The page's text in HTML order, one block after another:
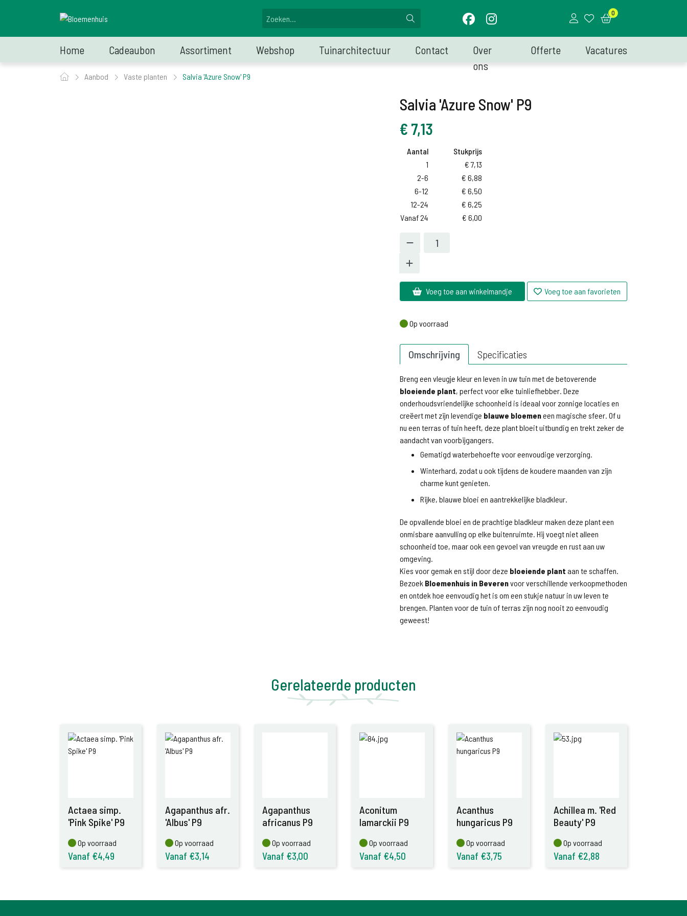
0
Home Cadeaubon Assortiment Webshop Tuinarchitectuur Contact
Over
ons
Offerte Vacatures
Aanbod Vaste planten Salvia 'Azure Snow' P9
Salvia 'Azure Snow' P9
€ 7,13
Aantal
Stukprijs
1
€ 7,13
2-6
€ 6,88
6-12
€ 6,50
12-24
€ 6,25
Vanaf 24
€ 6,00
Voeg toe aan winkelmandje Voeg toe aan favorieten
Op voorraad
Op voorraad
Omschrijving Specificaties
Breng een vleugje kleur en leven in uw tuin met de betoverende
bloeiende plant, perfect voor elke tuinliefhebber. Deze
onderhoudsvriendelijke schoonheid is ideaal voor zonnige locaties en
creëert met zijn levendige blauwe bloemeneen magische sfeer. Of u
nu een terras of tuin heeft, deze plant bloeit uitbundig en trekt zeker de
aandacht van voorbijgangers.
Gematigd waterbehoefte voor eenvoudige verzorging.
Winterhard, zodat u ook tijdens de koudere maanden van zijn
charme kunt genieten.
Rijke, blauwe bloei en aantrekkelijke bladkleur.
De opvallende bloei en de prachtige bladkleur maken deze plant een
onmisbare aanvulling op elke buitenruimte. Hij voegt niet alleen
schoonheid toe, maar ook een gevoel van vreugde en rust aan uw
omgeving.
Kies voor gemak en stijl door deze bloeiende plant aan te schaffen.
Bezoek Bloemenhuis in Beverenvoor verschillende verkoopmethoden
en ontdek hoe eenvoudig het is om een stukje natuur in uw leven te
brengen. Planten voor de tuin of terras zijn nog nooit zo eenvoudig
geweest!
Gerelateerde producten
Actaea simp.
'Pink Spike' P9
Op voorraad
Op voorraad
Vanaf €4,49
Agapanthus afr.
'Albus' P9
Op voorraad
Op voorraad
Vanaf €3,14
Agapanthus
africanus P9
Op voorraad
Op voorraad
Vanaf €3,00
Aconitum
lamarckii P9
Op voorraad
Op voorraad
Vanaf €4,50
Acanthus
hungaricus P9
Op voorraad
Op voorraad
Vanaf €3,75
Achillea m. 'Red
Beauty' P9
Op voorraad
Op voorraad
Vanaf €2,88